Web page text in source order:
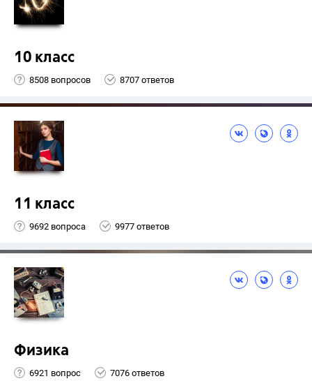
10 класс
8508 вопросов 8707 ответов
11 класс
9692 вопроса 9977 ответов
Физика
6921 вопрос 7076 ответов